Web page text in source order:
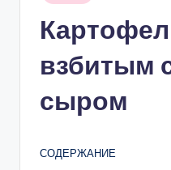
взбитым
сыром
СОДЕРЖАНИЕ